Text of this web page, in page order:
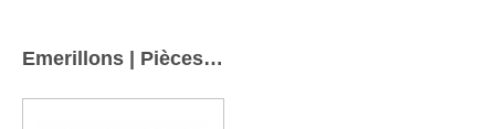
Emerillons | Pièces détachées